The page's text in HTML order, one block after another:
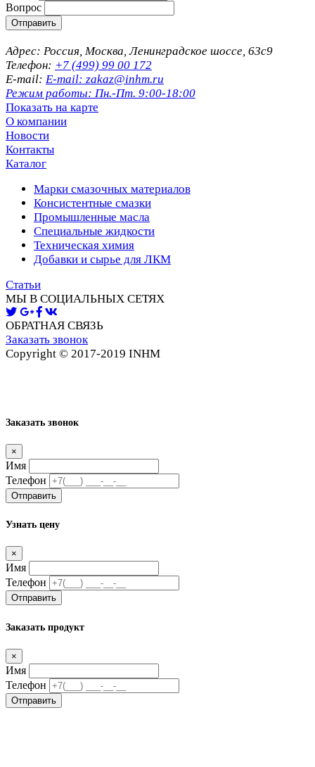
Вопрос
Отправить
Адрес: Россия, Москва, Ленинградское шоссе, 63с9
Телефон: +7 (499) 99 00 172
E-mail: E-mail: zakaz@inhm.ru
Режим работы: Пн.-Пт. 9:00-18:00
Показать на карте
О компании
Новости
Контакты
Каталог
Марки смазочных материалов
Консистентные смазки
Промышленные масла
Специальные жидкости
Техническая химия
Добавки и сырье для ЛКМ
Статьи
МЫ В СОЦИАЛЬНЫХ СЕТЯХ
ОБРАТНАЯ СВЯЗЬ
Заказать звонок
Copyright © 2017-2019 INHM
Заказать звонок
×
Имя
Телефон
Отправить
Узнать цену
×
Имя
Телефон
Отправить
Заказать продукт
×
Имя
Телефон
Отправить